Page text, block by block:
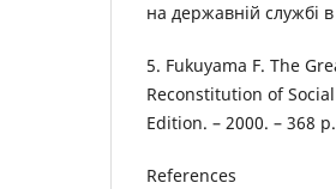
на державній службі
5. Fukuyama F. The
Reconstitution of
Edition. – 2000. – 368 р.
References